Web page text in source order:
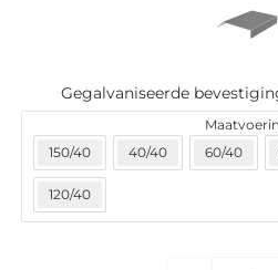
Gegalvaniseerde
150/40
40/40 60/40
120/40